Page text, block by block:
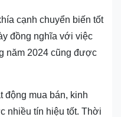
cạnh chuyển biến tốt
đồng nghĩa với việc
năm 2024 cũng được
động mua bán, kinh
nhiều tín hiệu tốt. Thời